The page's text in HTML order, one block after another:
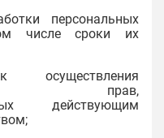
персональных
числе сроки их
осуществления
прав,
действующим